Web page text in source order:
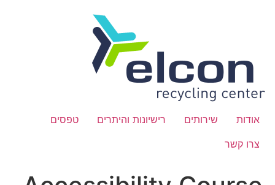
אודות שירותים רישיונות והיתרים
טפסים
צרו קשר